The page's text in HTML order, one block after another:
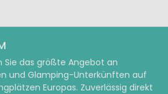
Sie das größte Angebot an
und Glamping-Unterkünften auf
Europas. Zuverlässig direkt